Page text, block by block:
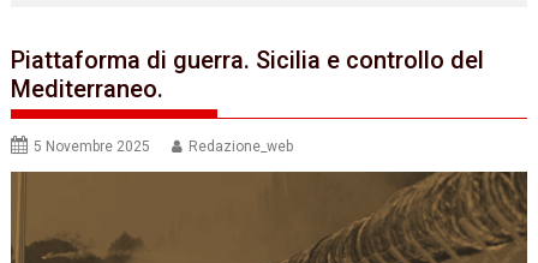
Piattaforma di guerra. Sicilia e controllo del
Mediterraneo.
5 Novembre 2025 Redazione_web